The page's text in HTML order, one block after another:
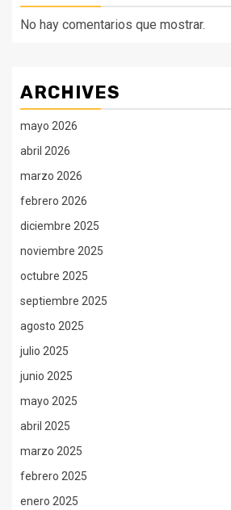
No hay comentarios que mostrar.
ARCHIVES
mayo 2026
abril 2026
marzo 2026
febrero 2026
diciembre 2025
noviembre 2025
octubre 2025
septiembre 2025
agosto 2025
julio 2025
junio 2025
mayo 2025
abril 2025
marzo 2025
febrero 2025
enero 2025